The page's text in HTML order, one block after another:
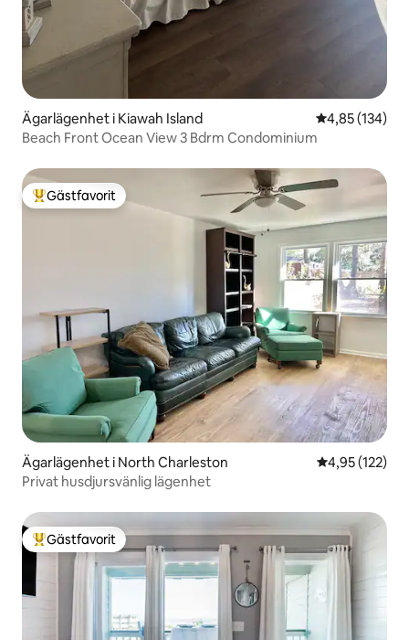
Ägarlägenhet i Kiawah Island 4,85 av 5 i
4,85 (134)
Beach Front Ocean View 3 Bdrm Condominium
Populär gästfavorit
Gästfavorit
Ägarlägenhet i North Charleston 4,95 av 5 i
4,95 (122)
Privat husdjursvänlig lägenhet
Populär gästfavorit
Gästfavorit